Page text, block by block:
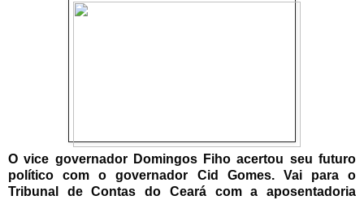
O vice governador Domingos Fiho acertou seu futuro
político com o governador Cid Gomes. Vai para o
Tribunal de Contas do Ceará com a aposentadoria